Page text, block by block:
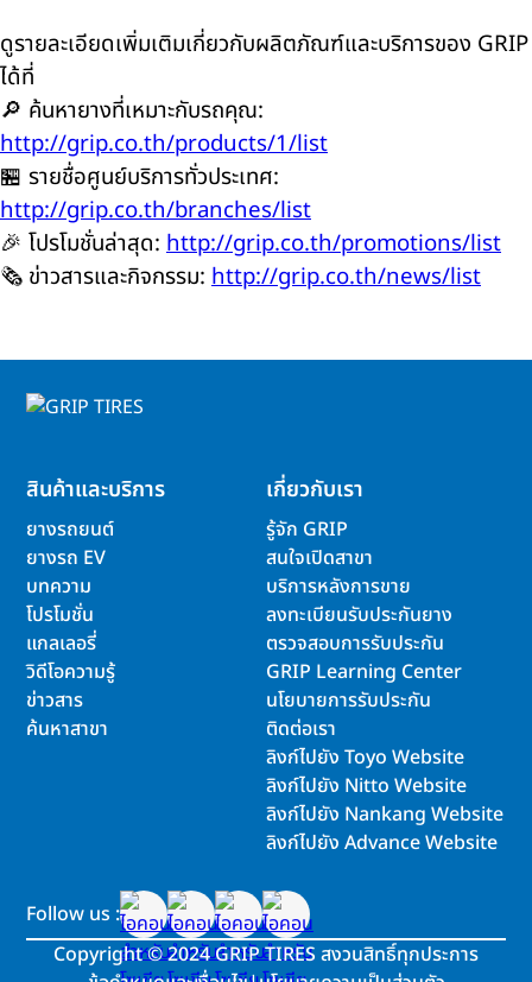
ดูรายละเอียดเพิ่มเติมเกี่ยวกับผลิตภัณฑ์และบริการของ GRIP
ได้ที่
🔎 ค้นหายางที่เหมาะกับรถคุณ:
http://grip.co.th/products/1/list
🏪 รายชื่อศูนย์บริการทั่วประเทศ:
http://grip.co.th/branches/list
🎉 โปรโมชั่นล่าสุด: http://grip.co.th/promotions/list
🗞️ ข่าวสารและกิจกรรม: http://grip.co.th/news/list
สินค้าและบริการ
ยางรถยนต์
ยางรถ EV
บทความ
โปรโมชั่น
แกลเลอรี่
วิดีโอความรู้
ข่าวสาร
ค้นหาสาขา
เกี่ยวกับเรา
รู้จัก GRIP
สนใจเปิดสาขา
บริการหลังการขาย
ลงทะเบียนรับประกันยาง
ตรวจสอบการรับประกัน
GRIP Learning Center
นโยบายการรับประกัน
ติดต่อเรา
ลิงก์ไปยัง Toyo Website
ลิงก์ไปยัง Nitto Website
ลิงก์ไปยัง Nankang Website
ลิงก์ไปยัง Advance Website
Follow us :
Copyright©2024 GRIP TIRES สงวนสิทธิ์ทุกประการ